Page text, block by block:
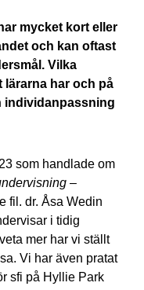
mycket kort eller
och kan oftast
Vilka
lärarna har och på
individanpassning
som handlade om
–
fil. dr. Åsa Wedin
i tidig
mer har vi ställt
Vi har även pratat
sfi på Hyllie Park